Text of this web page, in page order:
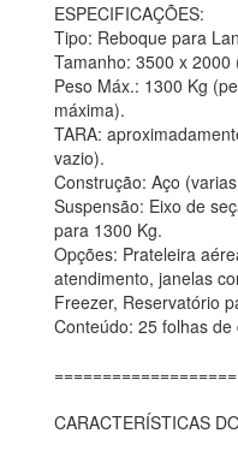
ESPECIFICAÇÕES:
Tipo: Reboque para
Tamanho: 3500 x 2000
Peso Máx.: 1300 Kg
máxima).
TARA:
vazio).
Construção: Aço
Suspensão: Eixo de
para 1300 Kg.
Opções: Prateleira
atendimento, janelas
Freezer, Reservatório
Conteúdo: 25 folhas
CARACTERÍSTICAS